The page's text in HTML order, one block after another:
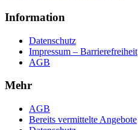
Information
Datenschutz
Impressum – Barrierefreiheit
AGB
Mehr
AGB
Bereits vermittelte Angebote